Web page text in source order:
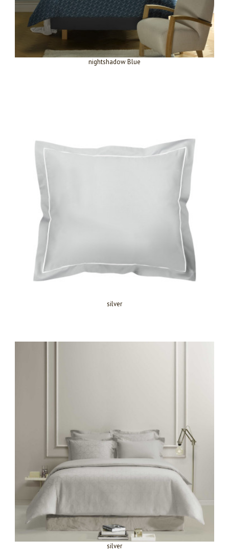
nightshadow Blue
silver
silver